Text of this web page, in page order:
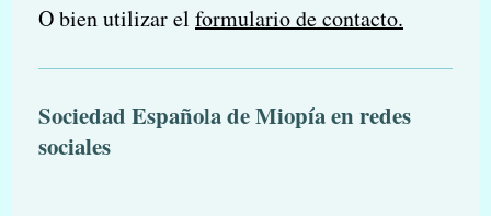
O bien utilizar el formulario de contacto.
Sociedad Española de Miopía en redes
sociales